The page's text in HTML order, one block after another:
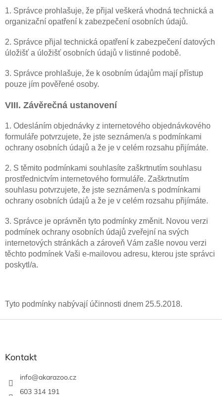
1. Správce prohlašuje, že přijal veškerá vhodná technická a
organizační opatření k zabezpečení osobních údajů.
2. Správce přijal technická opatření k zabezpečení datových
úložišť a úložišť osobních údajů v listinné podobě.
3. Správce prohlašuje, že k osobním údajům mají přístup
pouze jím pověřené osoby.
VIII. Závěrečná ustanovení
1. Odesláním objednávky z internetového objednávkového
formuláře potvrzujete, že jste seznámen/a s podmínkami
ochrany osobních údajů a že je v celém rozsahu přijímáte.
2. S těmito podmínkami souhlasíte zaškrtnutím souhlasu
prostřednictvím internetového formuláře. Zaškrtnutím
souhlasu potvrzujete, že jste seznámen/a s podmínkami
ochrany osobních údajů a že je v celém rozsahu přijímáte.
3. Správce je oprávněn tyto podmínky změnit. Novou verzi
podmínek ochrany osobních údajů zveřejní na svých
internetových stránkách a zároveň Vám zašle novou verzi
těchto podmínek Vaši e-mailovou adresu, kterou jste správci
poskytl/a.
Tyto podmínky nabývají účinnosti dnem 25.5.2018.
Z
Kontakt
info@akarazoo.cz
603 314 191